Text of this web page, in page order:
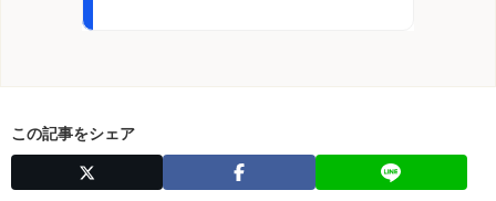
この記事をシェア